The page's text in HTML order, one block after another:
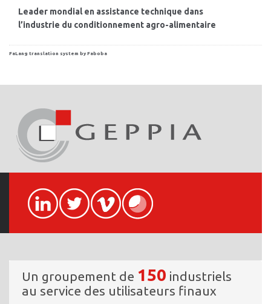
Leader mondial en assistance technique dans
l’industrie du conditionnement agro-alimentaire
FaLang translation system by Faboba
Un groupement de 150 industriels
au service des utilisateurs finaux